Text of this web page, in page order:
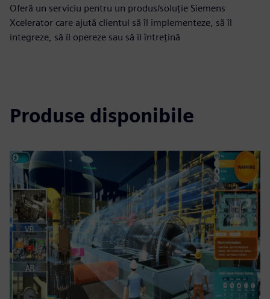
Oferă un serviciu pentru un produs/soluție Siemens
Xcelerator care ajută clientul să îl implementeze, să îl
integreze, să îl opereze sau să îl întrețină
Produse disponibile